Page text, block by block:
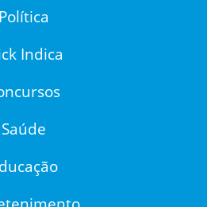
Política
Indica
Saúde